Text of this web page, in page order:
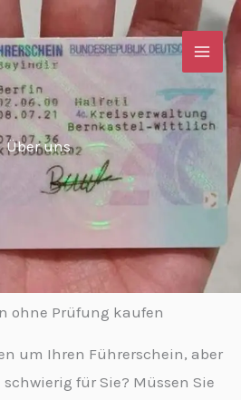
Über uns
ohne Prüfung kaufen
um Ihren Führerschein, aber
für Sie? Müssen Sie